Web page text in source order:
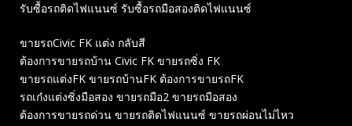
รับซื้อรถติดไฟแนนซ์ รับซื้อรถมือสองติดไฟแนนซ์
ขายรถCivic FK แต่ง กลับสี
ต้องการขายรถบ้าน Civic FK ขายรถซิ่ง FK
ขายรถแต่งFK ขายรถบ้านFK ต้องการขายรถFK
รถเก๋งแต่งซิ่งมือสอง ขายรถมือ2 ขายรถมือสอง
ต้องการขายรถด่วน ขายรถติดไฟแนนซ์ ขายรถผ่อนไม่ไหว